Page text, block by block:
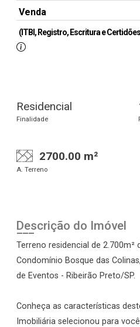
Venda
(ITBI, Registro, Escritura e
Residencial
Finalidade
2700.00 m²
A. Terreno
Descrição do Imóvel
Terreno residencial de 2.700m²
Condomínio Bosque das
de Eventos - Ribeirão Preto/SP.
Conheça as características
Imobiliária selecionou para